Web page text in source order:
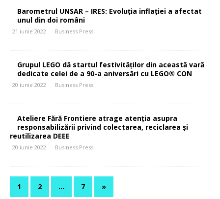
Barometrul UNSAR – IRES: Evoluția inflației a afectat
unul din doi români
21 iunie 2022 Business Press
Grupul LEGO dă startul festivităților din această vară
dedicate celei de a 90-a aniversări cu LEGO® CON
20 iunie 2022 Business Press
Ateliere Fără Frontiere atrage atenția asupra
responsabilizării privind colectarea, reciclarea și
reutilizarea DEEE
20 iunie 2022 Business Press
1 2 … 7 »